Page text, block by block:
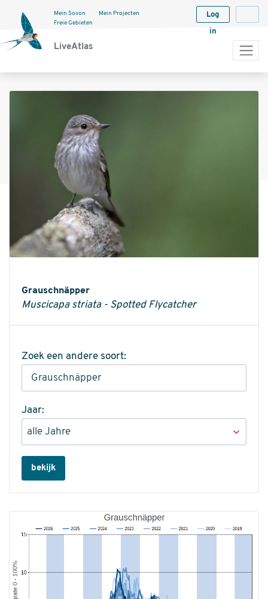
LiveAtlas
Mein Sovon
Mein Projecten
Freie Gebieten
Log
in
Grauschnäpper
Muscicapa striata - Spotted Flycatcher
Zoek een andere soort:
Jaar:
bekijk